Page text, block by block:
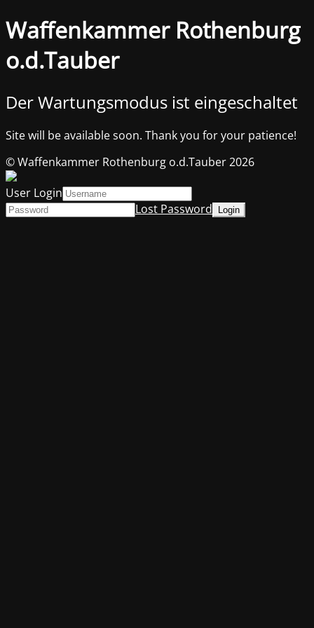
Waffenkammer Rothenburg
o.d.Tauber
Der Wartungsmodus ist eingeschaltet
Site will be available soon. Thank you for your patience!
© Waffenkammer Rothenburg o.d.Tauber 2026
User Login
Lost Password